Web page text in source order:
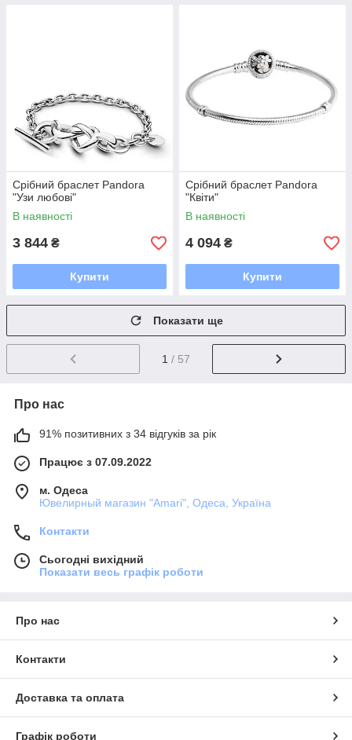
Срібний браслет Pandora
"Узи любові"
В наявності
3 844 ₴
Купити
Срібний браслет Pandora
"Квіти"
В наявності
4 094 ₴
Купити
Показати ще
1 / 57
Про нас
91% позитивних з 34 відгуків за рік
Працює з 07.09.2022
м. Одеса
Ювелирный магазин "Amari", Одеса, Україна
Контакти
Сьогодні вихідний
Показати весь графік роботи
Про нас
Контакти
Доставка та оплата
Графік роботи